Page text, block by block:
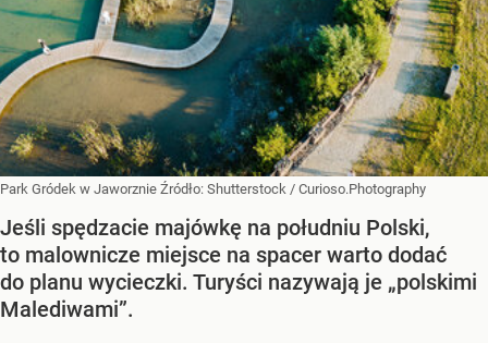
Park Gródek w Jaworznie Źródło: Shutterstock / Curioso.Photography
Jeśli spędzacie majówkę na południu Polski,
to malownicze miejsce na spacer warto dodać
do planu wycieczki. Turyści nazywają je „polskimi
Malediwami”.